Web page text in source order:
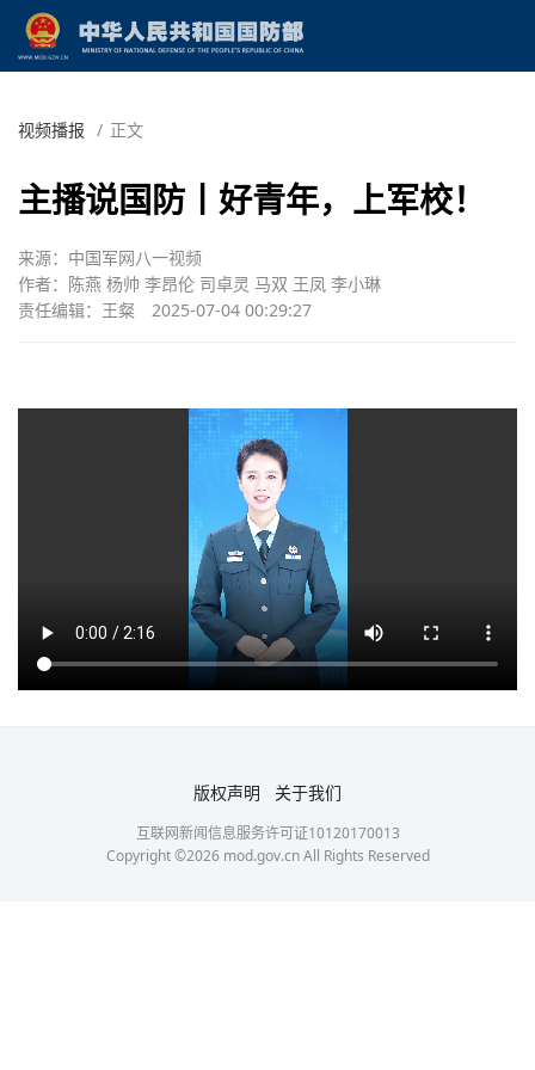
视频播报 / 正文
主播说国防丨好青年，上军校！
来源：中国军网八一视频
作者：陈燕 杨帅 李昂伦 司卓灵 马双 王凤 李小琳
责任编辑：王粲
2025-07-04 00:29:27
版权声明 关于我们
互联网新闻信息服务许可证10120170013
Copyright ©2026mod.gov.cn All Rights Reserved